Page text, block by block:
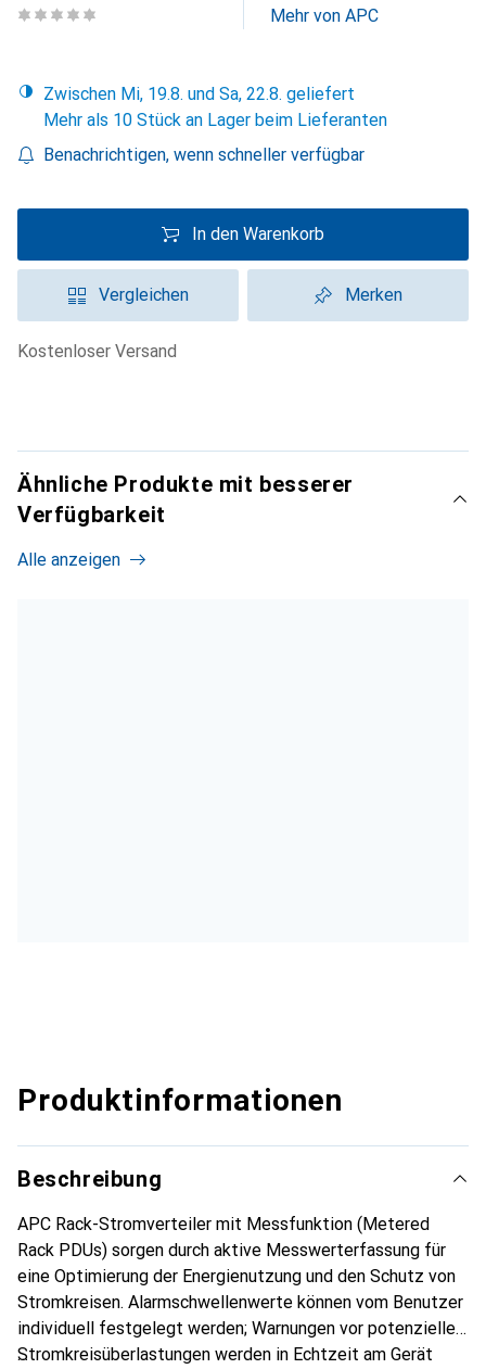
Mehr von APC
Zwischen Mi, 19.8. und Sa, 22.8. geliefert
Mehr als 10 Stück an Lager beim Lieferanten
Benachrichtigen, wenn schneller verfügbar
In den Warenkorb
Vergleichen Merken
kostenloser Versand
Ähnliche Produkte mit besserer
Verfügbarkeit
Alle anzeigen
Produktinformationen
Beschreibung
APC Rack-Stromverteiler mit Messfunktion (Metered
Rack PDUs) sorgen durch aktive Messwerterfassung für
eine Optimierung der Energienutzung und den Schutz von
Stromkreisen. Alarmschwellenwerte können vom Benutzer
individuell festgelegt werden; Warnungen vor potenziellen
Stromkreisüberlastungen werden in Echtzeit am Gerät